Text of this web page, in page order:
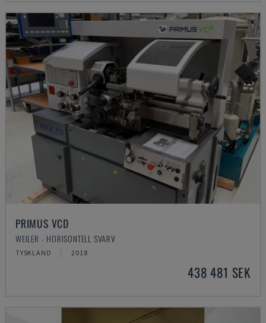
PRIMUS VCD
WEILER - HORISONTELL SVARV
TYSKLAND 2018
438 481 SEK